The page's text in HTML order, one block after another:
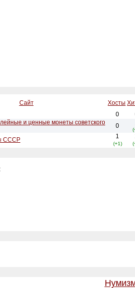
Сайт Хосты
0
и ценные монеты советского
0
СССР 1
(+1)